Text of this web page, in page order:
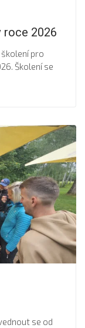
roce 2026
pro
Školení se
se od